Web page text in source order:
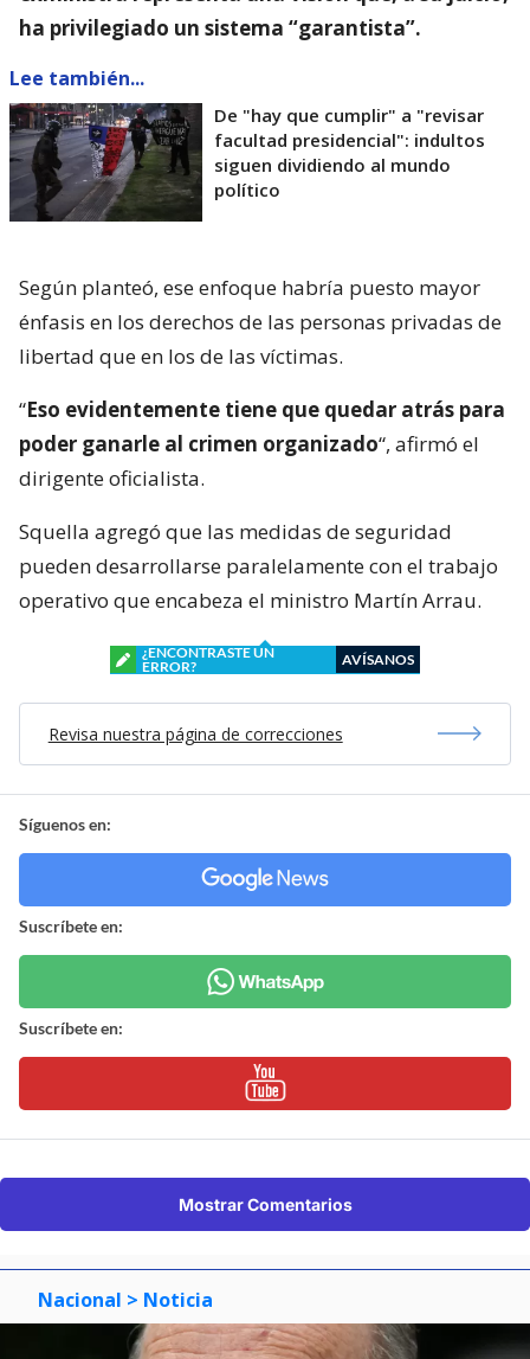
ha privilegiado un sistema “garantista”.
Lee también...
De "hay que cumplir" a "revisar
facultad presidencial": indultos
siguen dividiendo al mundo
político
Según planteó, ese enfoque habría puesto mayor
énfasis en los derechos de las personas privadas de
libertad que en los de las víctimas.
“Eso evidentemente tiene que quedar atrás para
poder ganarle al crimen organizado“, afirmó el
dirigente oficialista.
Squella agregó que las medidas de seguridad
pueden desarrollarse paralelamente con el trabajo
operativo que encabeza el ministro Martín Arrau.
¿ENCONTRASTE UN
ERROR?
AVÍSANOS
Revisa nuestra página de correcciones
Síguenos en:
Suscríbete en:
Suscríbete en:
Mostrar Comentarios
Nacional > Noticia